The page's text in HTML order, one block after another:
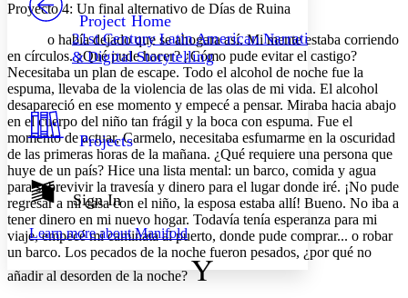
Others
Your highlights
Resources
Show all
Show all Hide all
Decrease font size Increase font size
Decrease font size Increase font size
Color Scheme
Light
Dark
Annotation contrast
abc Low
abc
High
Margins
Project Home
21st Century Latin American Narrative
& Digital Storytelling
Projects
Sign In
Learn more aboutManifold
Proyecto 4: Un final alternativo de Días de Ruina
o había dejadoque se ahogara así. Mi mente estaba corriendo
en círculos. ¿Quépudehacer? ¿Cómo pude evitar el castigo?
Necesitaba un plan de escape. Todo el alcohol de noche fue la
espuma, llevaba de la violencia de las olas de mi vida. El alcohol
desapareció en ese momento y empecé a pensar. Miraba hacia abajo
en el cuerpo del niño tan frágil y la boca con espuma. Fue el
momento de actuar, Carmelo, necesitaba esfumarme en la oscuridad
de las primeras horas de la mañana. ¿Qué requiere una persona que
huye de un país? Hice una lista mental: un barco, comida y agua
para sobrevivir la travesía y dinero para el lugar donde iré. ¡No pude
regresar a mi casa con el niño, la esposa estaba allí! Bueno. No iba a
tener dinero en mi nuevo hogar. Todavía tenía esperanza para mi
viaje,empecé mi caminata al puerto, donde pude comprar... o robar
un barco. Los pecados de la noche fueron pesados, ¿por qué no
añadir al desorden de la noche?